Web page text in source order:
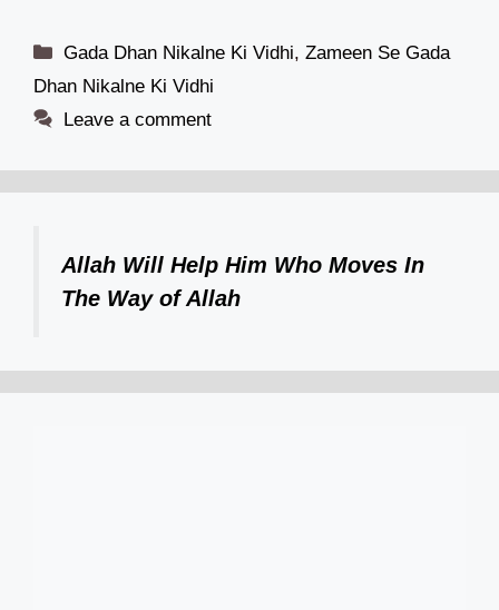
Categories
Gada Dhan Nikalne Ki Vidhi,Zameen Se Gada
Dhan Nikalne Ki Vidhi
Leave a comment
Allah Will Help Him Who Moves In
The Way of Allah